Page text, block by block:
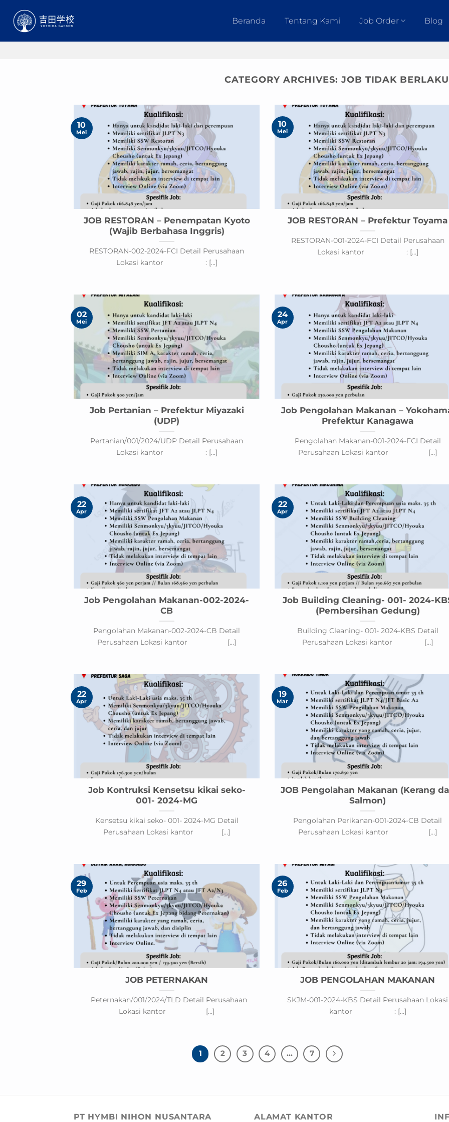
content
Beranda Tentang Kami Job Order Blog
CATEGORY ARCHIVES: JOB TIDAK BERLAKU
JOB RESTORAN – Penempatan Kyoto
(Wajib Berbahasa Inggris)
RESTORAN-002-2024-FCI Detail Perusahaan
Lokasi kantor : [...]
10
Mei
JOB RESTORAN – Prefektur Toyama
RESTORAN-001-2024-FCI Detail Perusahaan
Lokasi kantor : [...]
10
Mei
Job Pertanian – Prefektur Miyazaki
(UDP)
Pertanian/001/2024/UDP Detail Perusahaan
Lokasi kantor : [...]
02
Mei
Job Pengolahan Makanan –
Prefektur Kanagawa
Pengolahan Makanan-001-2024-FCI Detail
Perusahaan Lokasi kantor [...]
24
Apr
Job Pengolahan Makanan-002-2024-
CB
Pengolahan Makanan-002-2024-CB Detail
Perusahaan Lokasi kantor [...]
22
Apr
Job Building Cleaning- 001- 2024-
(Pembersihan Gedung)
Building Cleaning- 001- 2024-KBS Detail
Perusahaan Lokasi kantor [...]
22
Apr
Job Kontruksi Kensetsu kikai seko-
001- 2024-MG
Kensetsu kikai seko- 001- 2024-MG Detail
Perusahaan Lokasi kantor [...]
22
Apr
JOB Pengolahan Makanan (Kerang
Salmon)
Pengolahan Perikanan-001-2024-CB Detail
Perusahaan Lokasi kantor [...]
19
Mar
JOB PETERNAKAN
Peternakan/001/2024/TLD Detail Perusahaan
Lokasi kantor [...]
29
Feb
JOB PENGOLAHAN MAKANAN
SKJM-001-2024-KBS Detail Perusahaan Lokasi
kantor : [...]
26
Feb
1 2 3 4 … 7
PT HYMBI NIHON NUSANTARA ALAMAT KANTOR